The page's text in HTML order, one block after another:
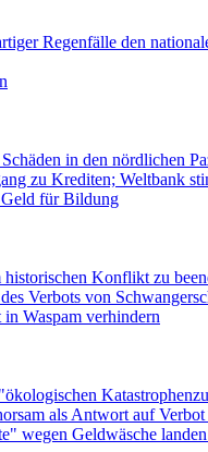
Regenfälle den
in den nördlichen
zu Krediten; Weltbank
Geld für Bildung
historischen Konflikt zu
Verbots von
Waspam verhindern
als Antwort auf Verbot
wegen Geldwäsche